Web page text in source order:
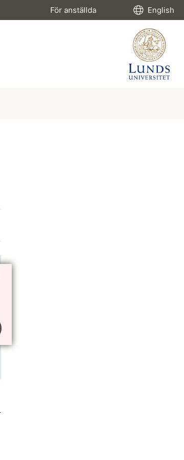
För anställda English